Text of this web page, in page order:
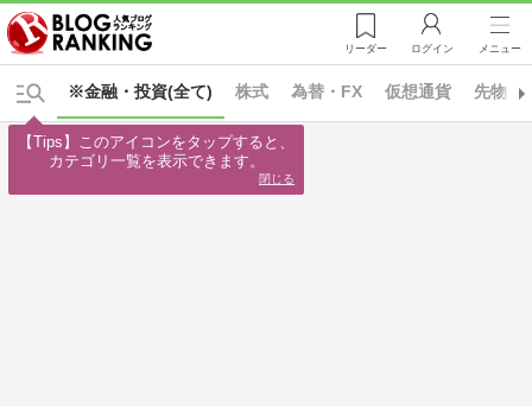
リーダー ログイン メニュー
※金融・投資(全て) 株式 為替・FX 仮想通貨 先物・
【Tips】このアイコンをタップすると、
カテゴリ一覧を表示できます。
閉じる